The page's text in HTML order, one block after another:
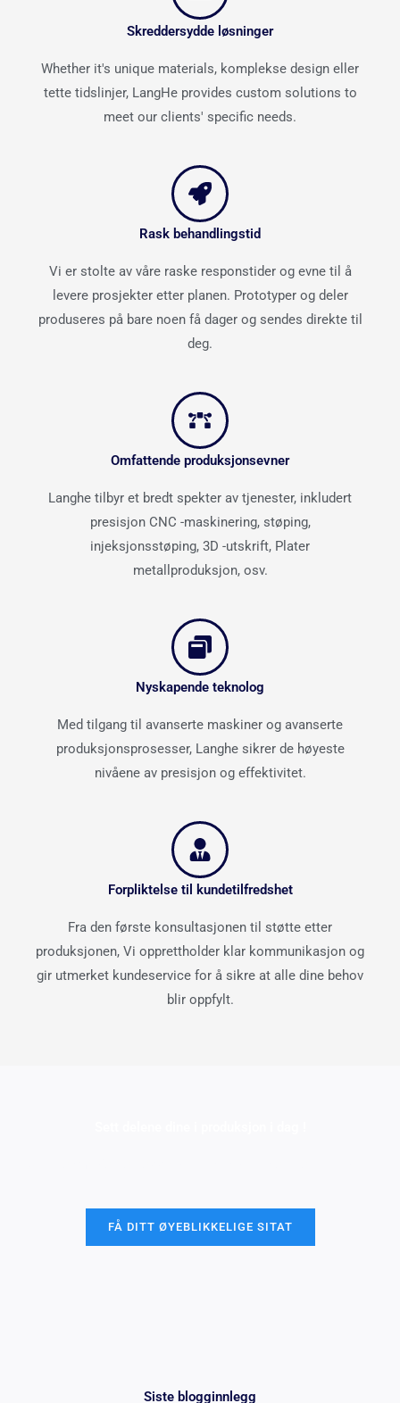
Skreddersydde løsninger
Whether it's unique materials, komplekse design eller
tette tidslinjer, LangHe provides custom solutions to
meet our clients' specific needs.
Rask behandlingstid
Vi er stolte av våre raske responstider og evne til å
levere prosjekter etter planen. Prototyper og deler
produseres på bare noen få dager og sendes direkte til
deg.
Omfattende produksjonsevner
Langhe tilbyr et bredt spekter av tjenester, inkludert
presisjon CNC -maskinering, støping,
injeksjonsstøping, 3D -utskrift, Plater
metallproduksjon, osv.
Nyskapende teknolog
Med tilgang til avanserte maskiner og avanserte
produksjonsprosesser, Langhe sikrer de høyeste
nivåene av presisjon og effektivitet.
Forpliktelse til kundetilfredshet
Fra den første konsultasjonen til støtte etter
produksjonen, Vi opprettholder klar kommunikasjon og
gir utmerket kundeservice for å sikre at alle dine behov
blir oppfylt.
FÅ DITT ØYEBLIKKELIGE SITAT
Siste blogginnlegg